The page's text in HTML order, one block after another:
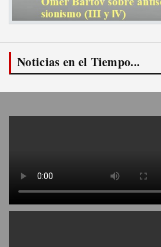
Noticias en el Tiempo...